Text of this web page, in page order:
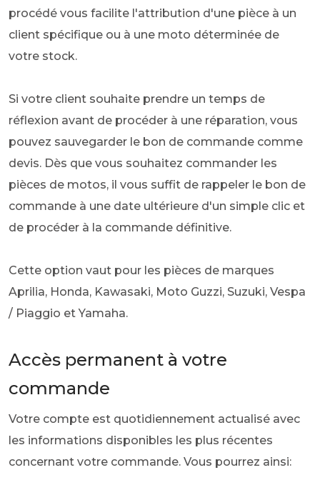
procédé vous facilite l'attribution d'une pièce à un
client spécifique ou à une moto déterminée de
votre stock.
Si votre client souhaite prendre un temps de
réflexion avant de procéder à une réparation, vous
pouvez sauvegarder le bon de commande comme
devis. Dès que vous souhaitez commander les
pièces de motos, il vous suffit de rappeler le bon de
commande à une date ultérieure d'un simple clic et
de procéder à la commande définitive.
Cette option vaut pour les pièces de marques
Aprilia, Honda, Kawasaki, Moto Guzzi, Suzuki, Vespa
/ Piaggio et Yamaha.
Accès permanent à votre
commande
Votre compte est quotidiennement actualisé avec
les informations disponibles les plus récentes
concernant votre commande. Vous pourrez ainsi: